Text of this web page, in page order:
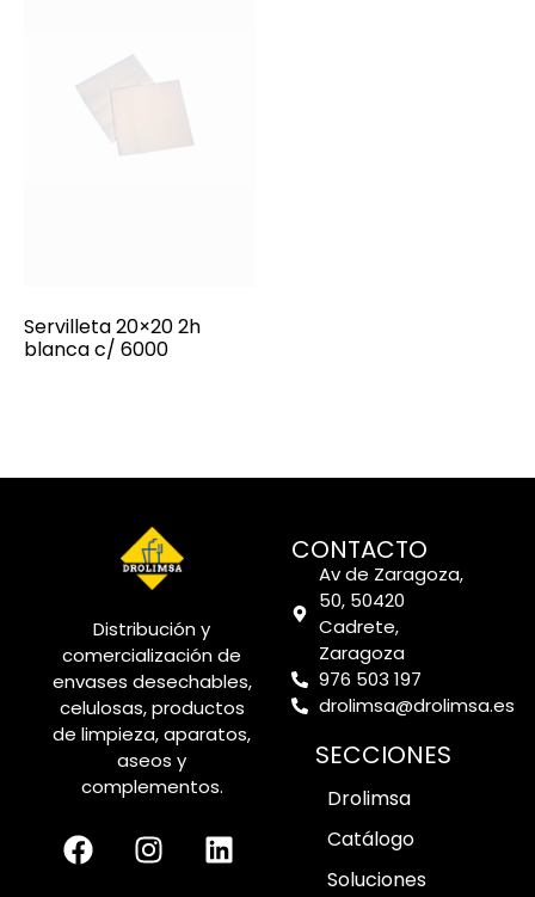
Servilleta 20×20 2h
blanca c/ 6000
Distribución y
comercialización de
envases desechables,
celulosas, productos
de limpieza, aparatos,
aseos y
complementos.
CONTACTO
Av de Zaragoza,
50, 50420
Cadrete,
Zaragoza
976 503 197
drolimsa@drolimsa.es
SECCIONES
Drolimsa
Catálogo
Soluciones